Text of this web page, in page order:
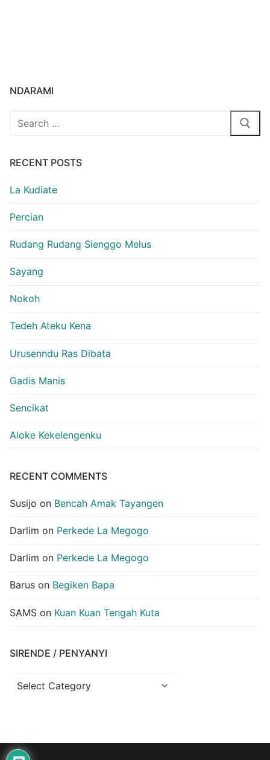
NDARAMI
Search
RECENT POSTS
La Kudiate
Percian
Rudang Rudang Sienggo Melus
Sayang
Nokoh
Tedeh Ateku Kena
Urusenndu Ras Dibata
Gadis Manis
Sencikat
Aloke Kekelengenku
RECENT COMMENTS
Susijo on Bencah Amak Tayangen
Darlim on Perkede La Megogo
Darlim on Perkede La Megogo
Barus on Begiken Bapa
SAMS on Kuan Kuan Tengah Kuta
SIRENDE / PENYANYI
Sirende